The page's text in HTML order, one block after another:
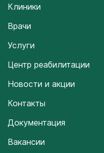
Клиники
Врачи
Услуги
Центр реабилитации
Новости и акции
Контакты
Документация
Вакансии